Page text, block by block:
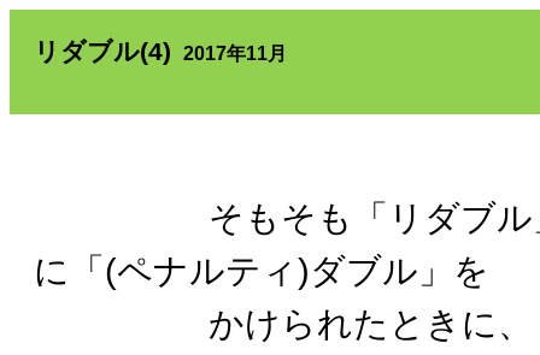
リダブル(4) 2017年11月
そもそも「リダブル」
に「(ペナルティ)ダブル」を
かけられたときに、「(